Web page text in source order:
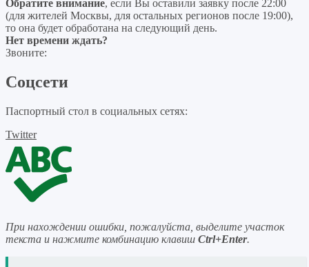
Обратите внимание, если Вы оставили заявку после 22:00
(для жителей Москвы, для остальных регионов после 19:00),
то она будет обработана на следующий день.
Нет времени ждать?
Звоните:
Соцсети
Паспортный стол в социальных сетях:
Twitter
При нахождении ошибки, пожалуйста, выделите участок
текста и нажмите комбинацию клавиш Ctrl+Enter.